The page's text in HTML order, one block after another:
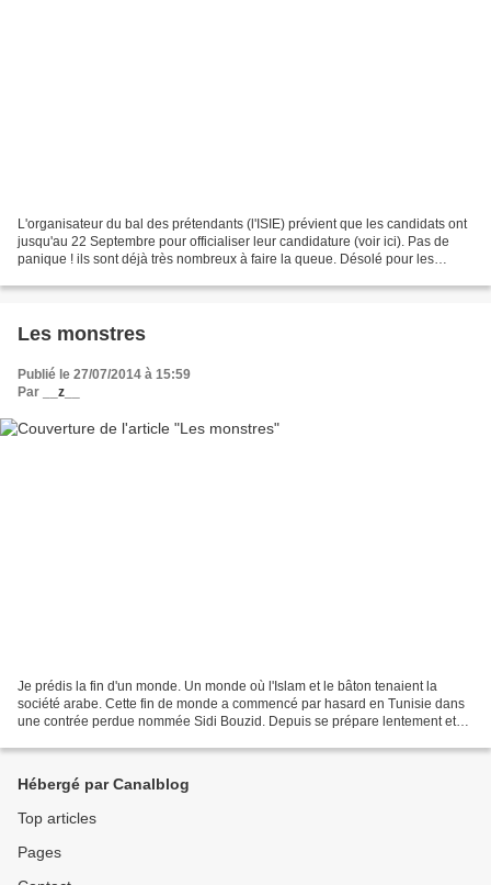
L'organisateur du bal des prétendants (l'ISIE) prévient que les candidats ont
jusqu'au 22 Septembre pour officialiser leur candidature (voir ici). Pas de
panique ! ils sont déjà très nombreux à faire la queue. Désolé pour les
Les monstres
Publié le 27/07/2014 à 15:59
Par
__z__
Je prédis la fin d'un monde. Un monde où l'Islam et le bâton tenaient la
société arabe. Cette fin de monde a commencé par hasard en Tunisie dans
une contrée perdue nommée Sidi Bouzid. Depuis se prépare lentement et
Hébergé par Canalblog
Top articles
Pages